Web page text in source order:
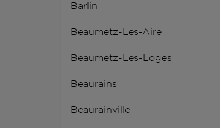
Barlin
Beaumetz-Les-Aire
Beaumetz-Les-Loges
Beaurains
Beaurainville